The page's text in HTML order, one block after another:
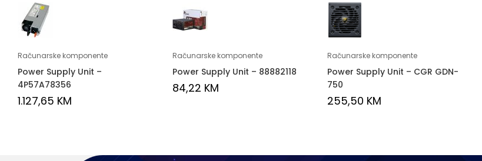
Računarske komponente
Power Supply Unit –
4P57A78356
1.127,65 KM
Računarske komponente
Power Supply Unit – 88882118
84,22 KM
Računarske komponente
Power Supply Unit – CGR GDN-
750
255,50 KM